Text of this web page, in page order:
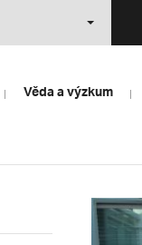
Věda a výzkum